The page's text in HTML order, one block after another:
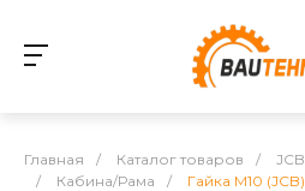
Главная / Каталог товаров / JCB
/
Кабина/Рама / Гайка М10 (JCB)